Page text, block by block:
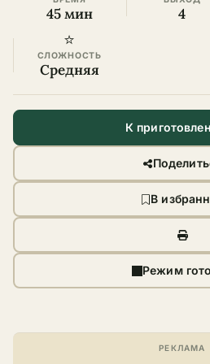
45 мин 4
⭐
СЛОЖНОСТЬ
Средняя
К
В
Режим